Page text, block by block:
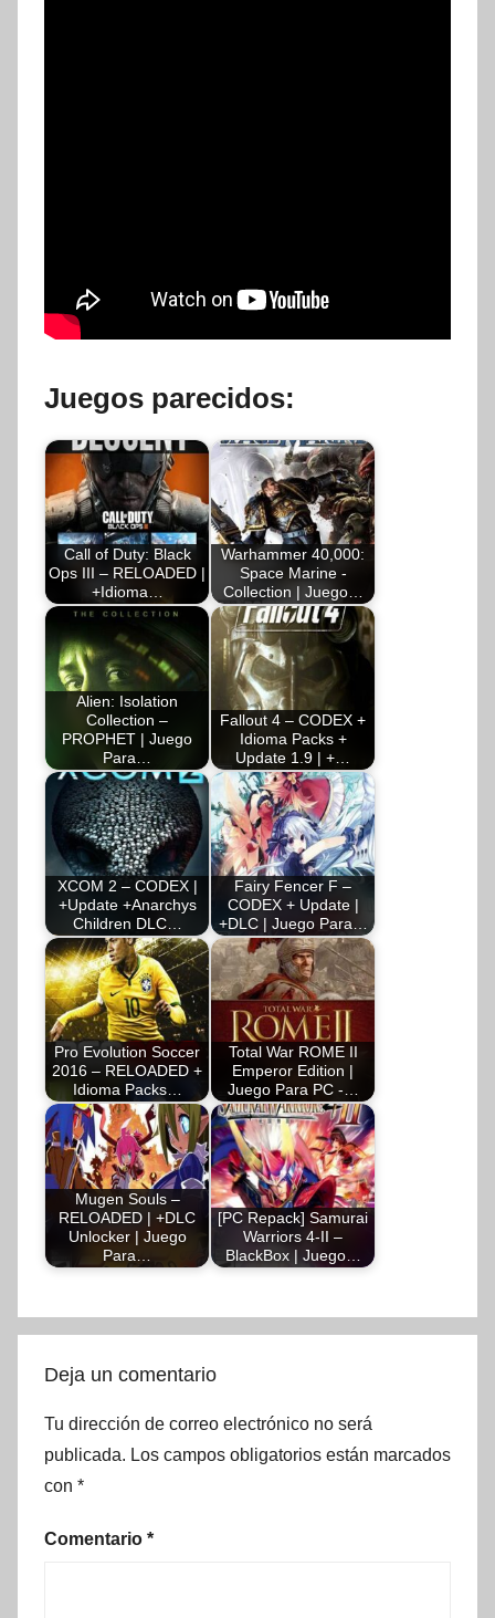
Juegos parecidos:
Call of Duty: Black
Ops III – RELOADED |
+Idioma…
Warhammer 40,000:
Space Marine -
Collection | Juego…
Alien: Isolation
Collection –
PROPHET | Juego
Para…
Fallout 4 – CODEX +
Idioma Packs +
Update 1.9 | +…
XCOM 2 – CODEX |
+Update +Anarchys
Children DLC…
Fairy Fencer F –
CODEX + Update |
+DLC | Juego Para…
Pro Evolution Soccer
2016 – RELOADED +
Idioma Packs…
Total War ROME II
Emperor Edition |
Juego Para PC -…
Mugen Souls –
RELOADED | +DLC
Unlocker | Juego
Para…
[PC Repack] Samurai
Warriors 4-II –
BlackBox | Juego…
Deja un comentario
Tu dirección de correo electrónico no será
publicada. Los campos obligatorios están marcados
con *
Comentario *